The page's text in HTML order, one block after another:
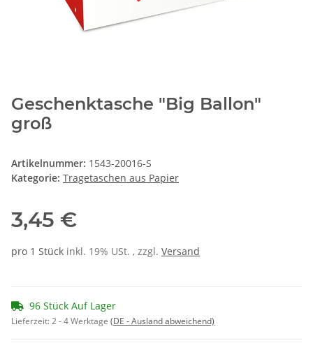
Geschenktasche "Big Ballon"
groß
Artikelnummer: 1543-20016-S
Kategorie: Tragetaschen aus Papier
3,45 €
pro 1 Stück inkl. 19% USt. , zzgl. Versand
96 Stück Auf Lager
Lieferzeit:2 - 4 Werktage (DE - Ausland abweichend)